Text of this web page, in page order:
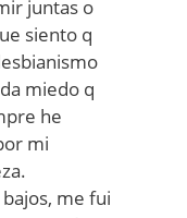
juntas o
siento q
miedo q
he
mi
me fui